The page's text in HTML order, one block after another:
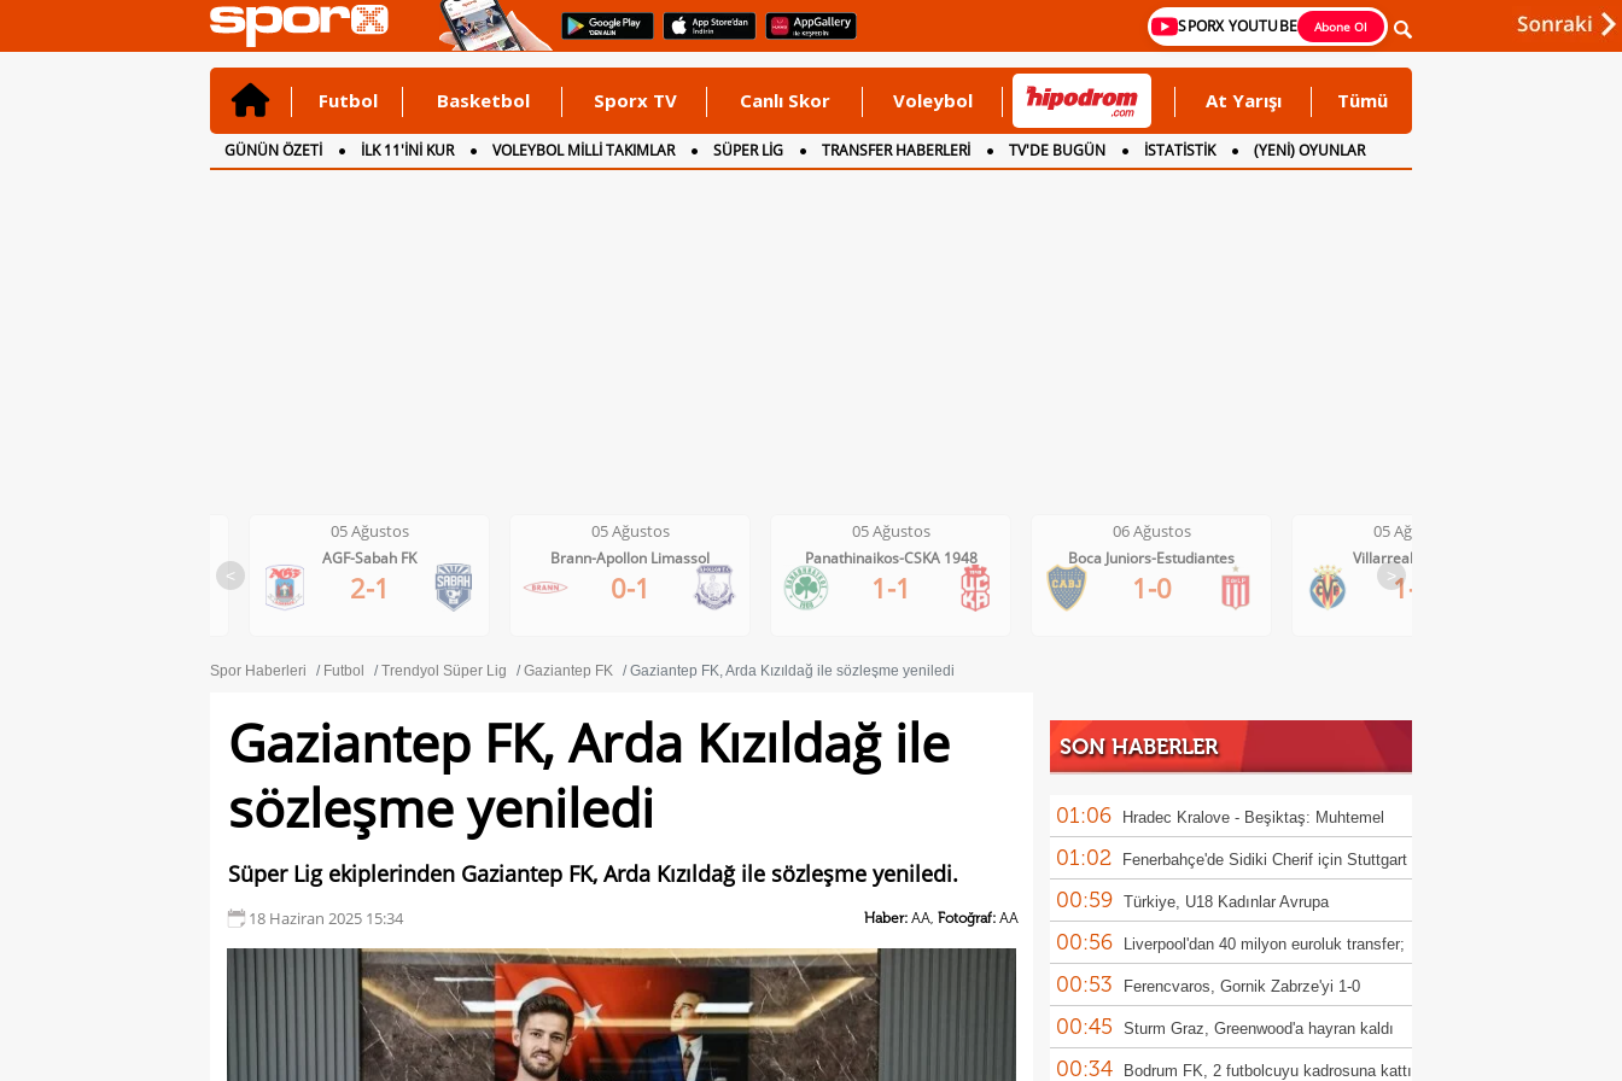
SPORX YOUTUBE Abone Ol
Futbol Basketbol Sporx TV Canlı Skor Voleybol At Yarışı Tümü
GÜNÜN ÖZETİ İLK 11'İNİ KUR VOLEYBOL MİLLİ TAKIMLAR SÜPER LİG TRANSFER HABERLERİ TV'DE BUGÜN İSTATİSTİK
(YENİ) OYUNLAR
CANLI ANLATIM
İNGİLTERE
<
05 Ağustos
Brann-Apollon Limassol
0-1
05 Ağustos
Panathinaikos-CSKA 1948
1-1
06 Ağustos
Boca Juniors-Estudiantes
1-0
05 Ağustos
Villarreal-Levante
1-0
05 Ağustos
AC Milan-Inter
1-1
>
Spor Haberleri Futbol Trendyol Süper Lig Gaziantep FK Gaziantep FK, Arda Kızıldağ ile sözleşme yeniledi
Gaziantep FK, Arda Kızıldağ ile
sözleşme yeniledi
Süper Lig ekiplerinden Gaziantep FK, Arda Kızıldağ ile sözleşme yeniledi.
18 Haziran 2025 15:34 Haber: AA, Fotoğraf: AA
SON HABERLER
01:06 Hradec Kralove - Beşiktaş: Muhtemel
11'ler
01:02 Fenerbahçe'de Sidiki Cherif için Stuttgart
iddiası!
00:59 Türkiye, U18 Kadınlar Avrupa
Şampiyonası'nda Sırbistan'a 70-67 yenildi
00:56 Liverpool'dan 40 milyon euroluk transfer;
Victor Munoz
00:53 Ferencvaros, Gornik Zabrze'yi 1-0
mağlup etti
00:45 Sturm Graz, Greenwood'a hayran kaldı
00:34 Bodrum FK, 2 futbolcuyu kadrosuna kattı